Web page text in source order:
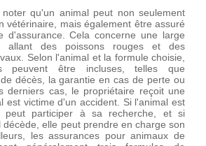
qu'un animal peut non seulement
vétérinaire, mais également être assuré
d'assurance. Cela concerne une large
allant des poissons rouges et des
Selon l'animal et la formule choisie,
peuvent être incluses, telles que
décès, la garantie en cas de perte ou
derniers cas, le propriétaire reçoit une
est victime d'un accident. Si l'animal est
peut participer à sa recherche, et si
décède, elle peut prendre en charge son
les assurances pour animaux de